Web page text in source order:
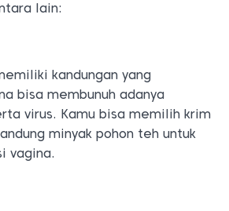
lain:
kandungan yang
bisa membunuh adanya
virus. Kamu bisa memilih krim
minyak pohon teh untuk
vagina.